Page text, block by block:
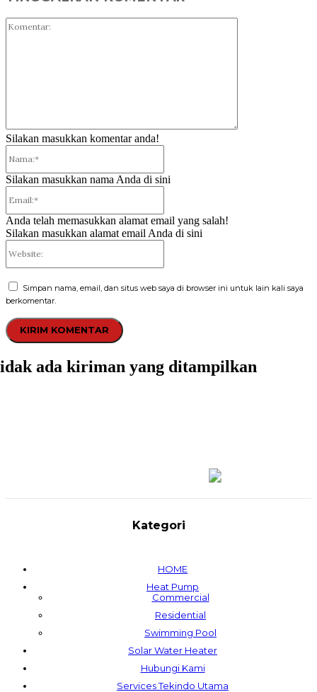
Silakan masukkan komentar anda!
Silakan masukkan nama Anda di sini
Anda telah memasukkan alamat email yang salah!
Silakan masukkan alamat email Anda di sini
Simpan nama, email, dan situs web saya di browser ini untuk lain kali saya
berkomentar.
ada kiriman yang ditampilkan
Kategori
HOME
Heat Pump
Commercial
Residential
Swimming Pool
Solar Water Heater
Hubungi Kami
Services Tekindo Utama